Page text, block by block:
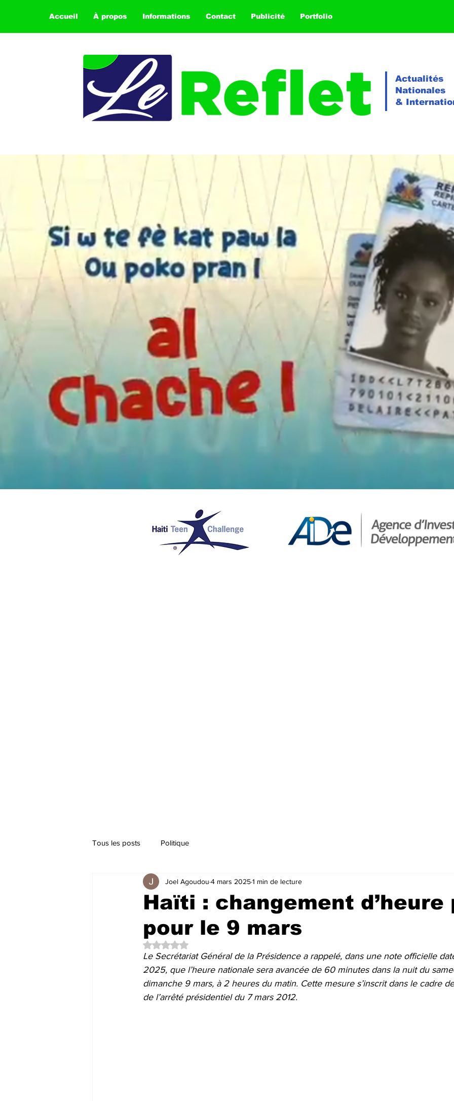
Accueil À propos Informations Contact Publicité Portfolio
Actualités
Nationales
&
Tous les posts Politique
Haïti : changement d’heure
pour le 9 mars
Joel Agoudou 4 mars 20251 min de lecture
Noté NaN étoiles sur 5.
Le Secrétariat Général de la Présidence a rappelé, dans une note officielle
2025, que l’heure nationale sera avancée de 60 minutes dans la nuit du
dimanche 9 mars, à 2 heures du matin. Cette mesure s’inscrit dans le cadre
de l’arrêté présidentiel du 7 mars 2012.